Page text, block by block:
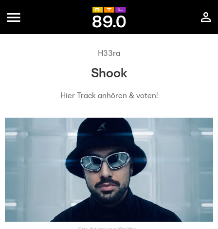
H33ra
Shook
Hier Track anhören & voten!